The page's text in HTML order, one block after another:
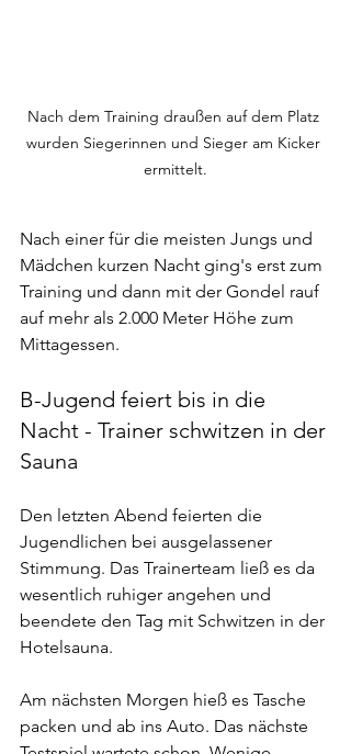
Nach dem Training draußen auf dem Platz
wurden Siegerinnen und Sieger am Kicker
ermittelt.
Nach einer für die meisten Jungs und
Mädchen kurzen Nacht ging's erst zum
Training und dann mit der Gondel rauf
auf mehr als 2.000 Meter Höhe zum
Mittagessen.
B-Jugend feiert bis in die
Nacht - Trainer schwitzen in der
Sauna
Den letzten Abend feierten die
Jugendlichen bei ausgelassener
Stimmung. Das Trainerteam ließ es da
wesentlich ruhiger angehen und
beendete den Tag mit Schwitzen in der
Hotelsauna.
Am nächsten Morgen hieß es Tasche
packen und ab ins Auto. Das nächste